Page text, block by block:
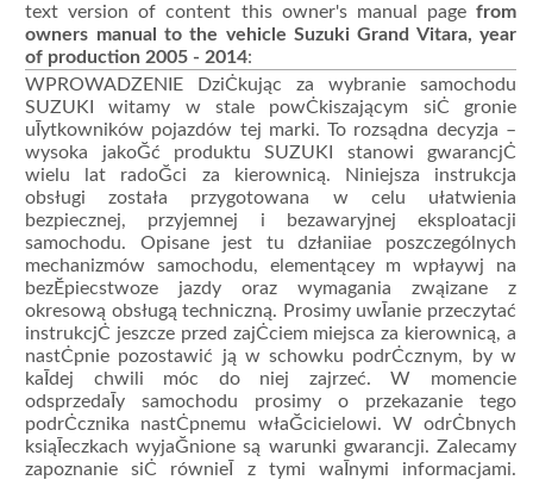
text version of content this owner's manual page from
owners manual to the vehicle Suzuki Grand Vitara, year
of production 2005 - 2014:
WPROWADZENIE DziĊkując za wybranie samochodu
SUZUKI witamy w stale powĊkiszającym siĊ gronie
uĪytkowników pojazdów tej marki. To rozsądna decyzja –
wysoka jakoĞć produktu SUZUKI stanowi gwarancjĊ
wielu lat radoĞci za kierownicą. Niniejsza instrukcja
obsługi została przygotowana w celu ułatwienia
bezpiecznej, przyjemnej i bezawaryjnej eksploatacji
samochodu. Opisane jest tu dzłaniiae poszczególnych
mechanizmów samochodu, elementącey m wpłaywj na
bezĔpiecstwoze jazdy oraz wymagania zwąizane z
okresową obsługą techniczną. Prosimy uwĪanie przeczytać
instrukcjĊ jeszcze przed zajĊciem miejsca za kierownicą, a
nastĊpnie pozostawić ją w schowku podrĊcznym, by w
kaĪdej chwili móc do niej zajrzeć. W momencie
odsprzedaĪy samochodu prosimy o przekazanie tego
podrĊcznika nastĊpnemu właĞcicielowi. W odrĊbnych
ksiąĪeczkach wyjaĞnione są warunki gwarancji. Zalecamy
zapoznanie siĊ równieĪ z tymi waĪnymi informacjami.